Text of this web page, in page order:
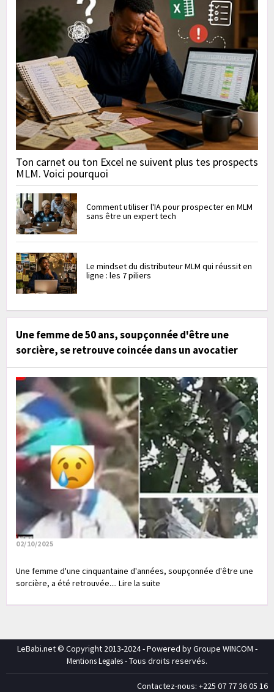
Ton carnet ou ton Excel ne suivent plus tes prospects
MLM. Voici pourquoi
Comment utiliser l'IA pour prospecter en MLM
sans être un expert tech
Le mindset du distributeur MLM qui réussit en
ligne : les 7 piliers
Une femme de 50 ans, soupçonnée d'être une
sorcière, se retrouve coincée dans un avocatier
02/10/2025
Une femme d'une cinquantaine d'années, soupçonnée d'être une
sorcière, a été retrouvée.... Lire la suite
LeBabi.net © Copyright 2013-2024 - Powered by Groupe WINCOM -
Mentions Legales- Tous droits reservés.
Contactez-nous: +225 07 77 36 05 16